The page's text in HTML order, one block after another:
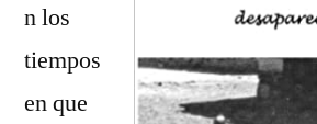
n los
tiempos
en que